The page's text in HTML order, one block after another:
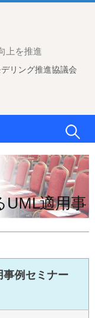
上を推進
リング推進協議会
検
索:
UML適用事
事例セミナー